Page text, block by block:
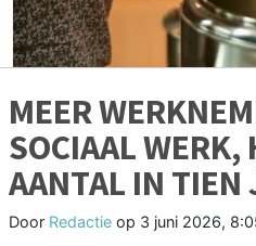
MEER
SOCIAAL WERK,
AANTAL IN TIEN
Door Redactie op 3 juni 2026,